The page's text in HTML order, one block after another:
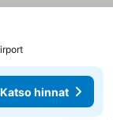
Katso hinnat